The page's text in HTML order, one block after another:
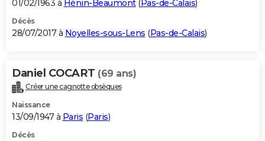
01/02/1963 à Hénin-Beaumont( Pas-de-Calais)
Décès
28/07/2017 à Noyelles-sous-Lens (Pas-de-Calais)
Daniel COCART (69 ans)
Créer une cagnotte obsèques
Naissance
13/09/1947 à Paris (Paris)
Décès